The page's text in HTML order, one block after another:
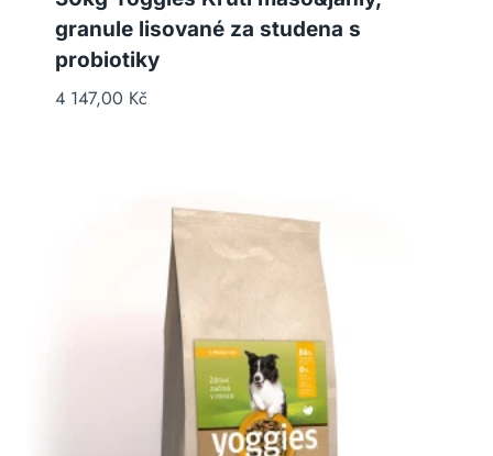
granule lisované za studena s
probiotiky
4 147,00 Kč